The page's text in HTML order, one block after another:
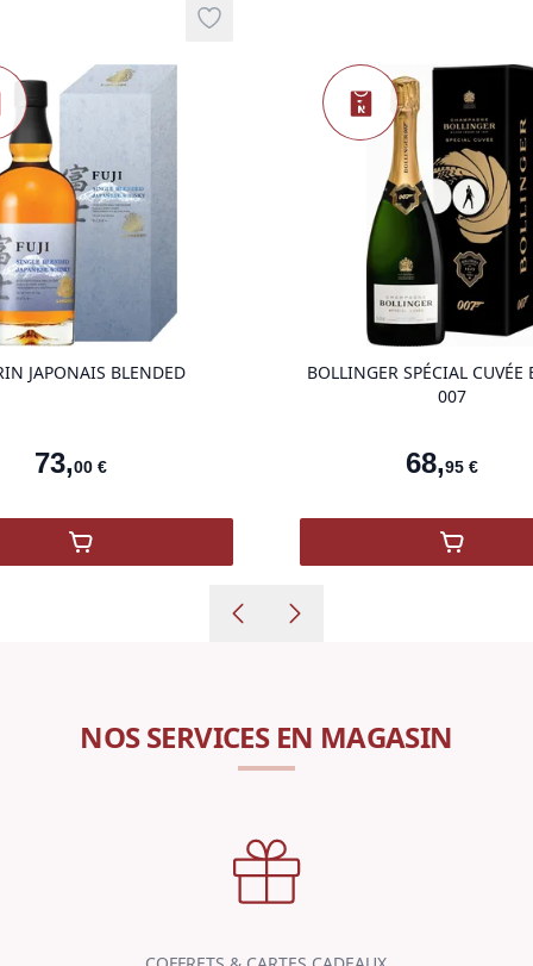
in cart, view bag
SPÉCIAL CUVÉE EDITION
68,95 €
Add to wishlist
product variant items in cart, view bag
,Bollinger Spécial Cuvée Edition 007
Nouveauté
L'ERMITAGE SAINT-
62,95 €
,
NOS SERVICES EN MAGASIN